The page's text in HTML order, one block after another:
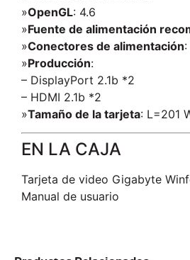
»OpenGL: 4.6
»Fuente de alimentación
»Conectores de alimentación
»Producción:
– DisplayPort 2.1b *2
– HDMI 2.1b *2
»Tamaño de la tarjeta: L=201
EN LA CAJA
Tarjeta de video Gigabyte
Manual de usuario